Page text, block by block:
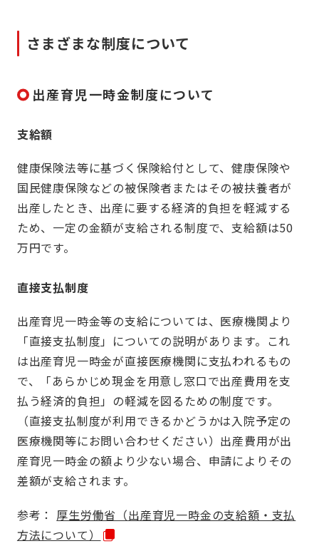
さまざまな制度について
出産育児一時金制度について
支給額
健康保険法等に基づく保険給付として、健康保険や
国民健康保険などの被保険者またはその被扶養者が
出産したとき、出産に要する経済的負担を軽減する
ため、一定の金額が支給される制度で、支給額は50
万円です。
直接支払制度
出産育児一時金等の支給については、医療機関より
「直接支払制度」についての説明があります。これ
は出産育児一時金が直接医療機関に支払われるもの
で、「あらかじめ現金を用意し窓口で出産費用を支
払う経済的負担」の軽減を図るための制度です。
（直接支払制度が利用できるかどうかは入院予定の
医療機関等にお問い合わせください）出産費用が出
産育児一時金の額より少ない場合、申請によりその
差額が支給されます。
参考： 厚生労働省（出産育児一時金の支給額・支払
方法について）